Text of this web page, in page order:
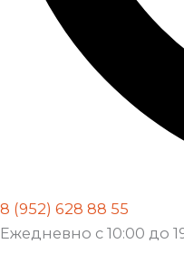
8 (952) 628 88 55
Ежедневно с 10:00 до